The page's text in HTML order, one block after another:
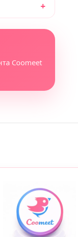
Coomeet